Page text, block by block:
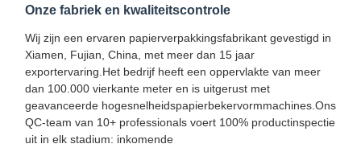
Thuis Producten Over Ons Fabriekstour
Onze fabriek en kwaliteitscontrole
Wij zijn een ervaren papierverpakkingsfabrikant gevestigd in
Xiamen, Fujian, China, met meer dan 15 jaar
exportervaring.Het bedrijf heeft een oppervlakte van meer
dan 100.000 vierkante meter en is uitgerust met
geavanceerde hogesnelheidspapierbekervormmachines.Ons
QC-team van 10+ professionals voert 100% productinspectie
uit in elk stadium: inkomende